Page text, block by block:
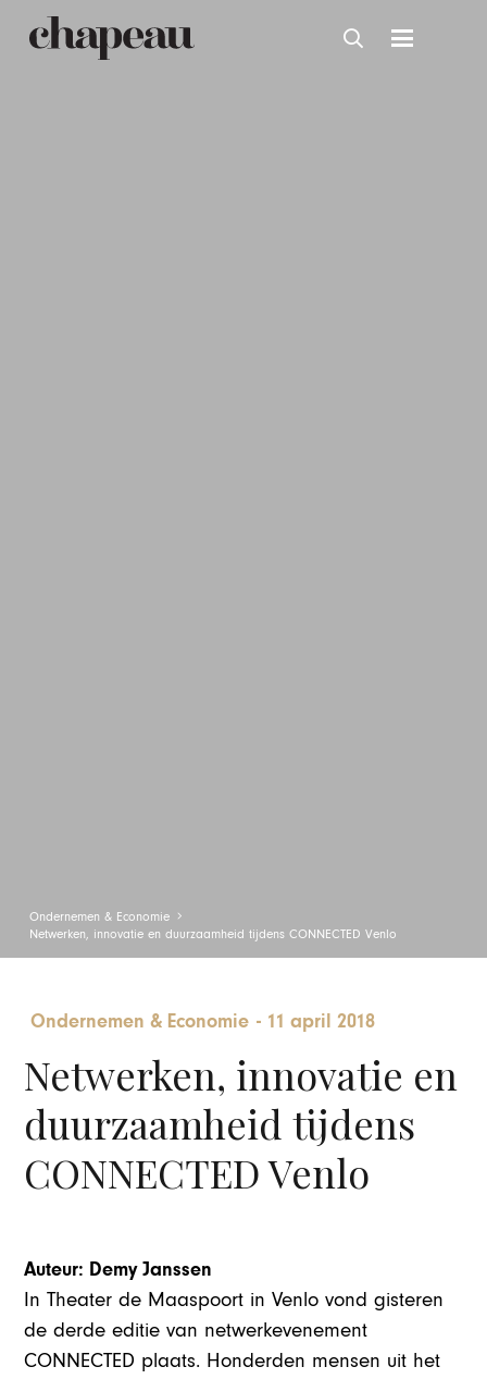
Ondernemen & Economie
Netwerken, innovatie en duurzaamheid tijdens CONNECTED Venlo
Ondernemen & Economie - 11 april 2018
Netwerken, innovatie en
duurzaamheid tijdens
CONNECTED Venlo
Auteur: Demy Janssen
In Theater de Maaspoort in Venlo vond gisteren
de derde editie van netwerkevenement
CONNECTED plaats. Honderden mensen uit het